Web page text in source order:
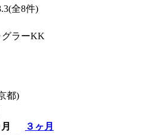
全8件)
グラーKK
都)
月
３ヶ月